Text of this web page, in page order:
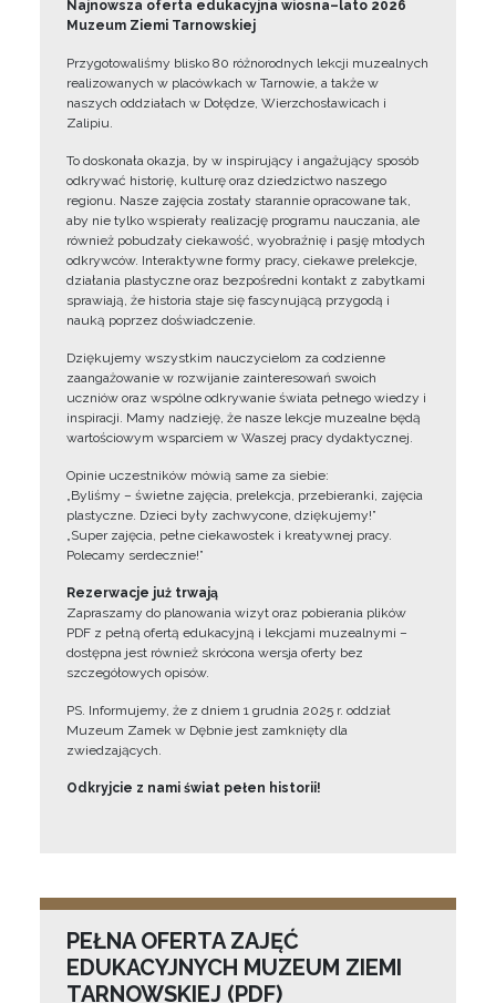
Najnowsza oferta edukacyjna wiosna–lato 2026
Muzeum Ziemi Tarnowskiej
Przygotowaliśmy blisko 80 różnorodnych lekcji muzealnych
realizowanych w placówkach w Tarnowie, a także w
naszych oddziałach w Dołędze, Wierzchosławicach i
Zalipiu.
To doskonała okazja, by w inspirujący i angażujący sposób
odkrywać historię, kulturę oraz dziedzictwo naszego
regionu. Nasze zajęcia zostały starannie opracowane tak,
aby nie tylko wspierały realizację programu nauczania, ale
również pobudzały ciekawość, wyobraźnię i pasję młodych
odkrywców. Interaktywne formy pracy, ciekawe prelekcje,
działania plastyczne oraz bezpośredni kontakt z zabytkami
sprawiają, że historia staje się fascynującą przygodą i
nauką poprzez doświadczenie.
Dziękujemy wszystkim nauczycielom za codzienne
zaangażowanie w rozwijanie zainteresowań swoich
uczniów oraz wspólne odkrywanie świata pełnego wiedzy i
inspiracji. Mamy nadzieję, że nasze lekcje muzealne będą
wartościowym wsparciem w Waszej pracy dydaktycznej.
Opinie uczestników mówią same za siebie:
„Byliśmy – świetne zajęcia, prelekcja, przebieranki, zajęcia
plastyczne. Dzieci były zachwycone, dziękujemy!”
„Super zajęcia, pełne ciekawostek i kreatywnej pracy.
Polecamy serdecznie!”
Rezerwacje już trwają
Zapraszamy do planowania wizyt oraz pobierania plików
PDF z pełną ofertą edukacyjną i lekcjami muzealnymi –
dostępna jest również skrócona wersja oferty bez
szczegółowych opisów.
PS. Informujemy, że z dniem 1 grudnia 2025 r. oddział
Muzeum Zamek w Dębnie jest zamknięty dla
zwiedzających.
Odkryjcie z nami świat pełen historii!
PEŁNA OFERTA ZAJĘĆ
EDUKACYJNYCH MUZEUM ZIEMI
TARNOWSKIEJ (PDF)